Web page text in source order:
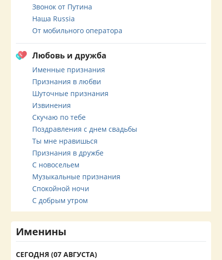
Звонок от Путина
Наша Russia
От мобильного оператора
Любовь и дружба
Именные признания
Признания в любви
Шуточные признания
Извинения
Скучаю по тебе
Поздравления с днем свадьбы
Ты мне нравишься
Признания в дружбе
С новосельем
Музыкальные признания
Спокойной ночи
С добрым утром
Именины
СЕГОДНЯ (07 АВГУСТА)